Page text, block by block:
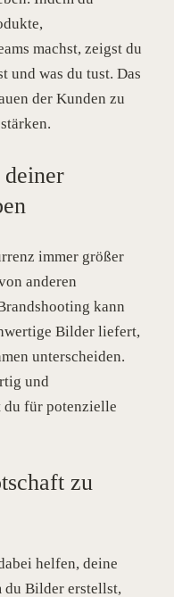
machst, zeigst du
und was du tust. Das
der Kunden zu
immer größer
anderen
kann
Bilder liefert,
unterscheiden.
und
du für potenzielle
zu
helfen, deine
Bilder erstellst,